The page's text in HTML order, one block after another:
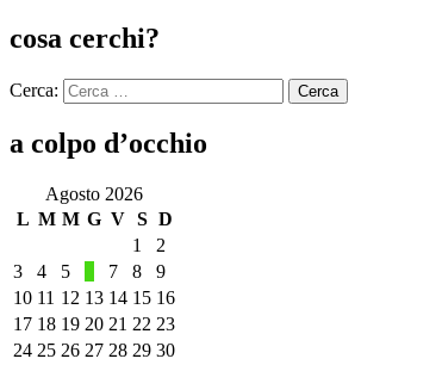
cosa cerchi?
Cerca: Cerca
a colpo d’occhio
Agosto 2026
L M M G V S D
1
2
3
4 5 7 8
9
10 11 12 13 14 15 16
17 18 19 20 21 22 23
24 25 26 27 28 29 30